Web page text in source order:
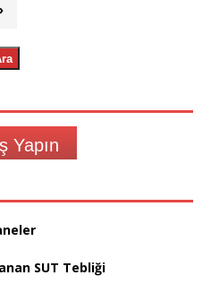
Yapın
SUT Tebliği